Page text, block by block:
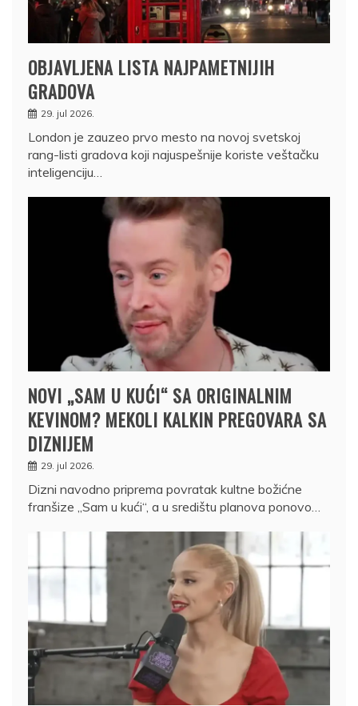
OBJAVLJENA LISTA NAJPAMETNIJIH
GRADOVA
29. jul 2026.
London je zauzeo prvo mesto na novoj svetskoj
rang-listi gradova koji najuspešnije koriste veštačku
inteligenciju…
NOVI „SAM U KUĆI“ SA ORIGINALNIM
KEVINOM? MEKOLI KALKIN PREGOVARA SA
DIZNIJEM
29. jul 2026.
Dizni navodno priprema povratak kultne božićne
franšize „Sam u kući“, a u središtu planova ponovo…